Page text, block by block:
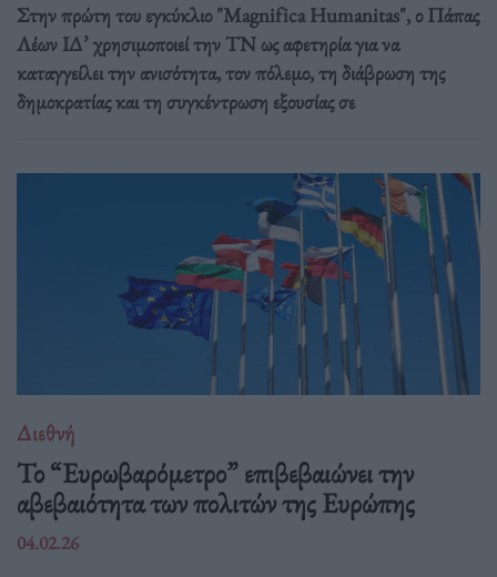
Στην πρώτη του εγκύκλιο "Magnifica Humanitas", ο Πάπας
Λέων ΙΔ’ χρησιμοποιεί την ΤΝ ως αφετηρία για να
καταγγείλει την ανισότητα, τον πόλεμο, τη διάβρωση της
δημοκρατίας και τη συγκέντρωση εξουσίας σε
Διεθνή
Το “Ευρωβαρόμετρο” επιβεβαιώνει την
αβεβαιότητα των πολιτών της Ευρώπης
04.02.26